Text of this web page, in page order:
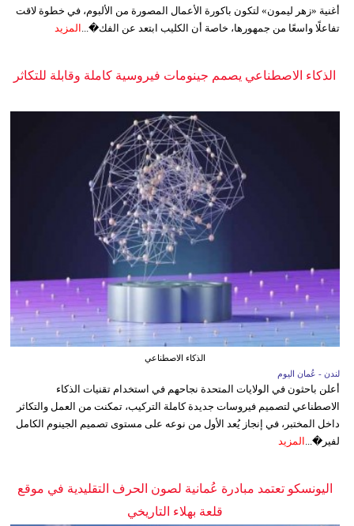
أغنية «زهر ليمون» لتكون باكورة الأعمال المصورة من الألبوم، في خطوة لاقت
تفاعلًا واسعًا من جمهورها، خاصة أن الكليب ابتعد عن الفك�... المزيد
الذكاء الاصطناعي يصمم جينومات فيروسية كاملة وقابلة للتكاثر
الذكاء الاصطناعي
لندن - عُمان اليوم
أعلن باحثون في الولايات المتحدة نجاحهم في استخدام تقنيات الذكاء
الاصطناعي لتصميم فيروسات جديدة كاملة التركيب، تمكنت من العمل والتكاثر
داخل المختبر، في إنجاز يُعد الأول من نوعه على مستوى تصميم الجينوم الكامل
لفير�...
المزيد
اليونسكو تعتمد مبادرة عُمانية لصون الحرف التقليدية في موقع
قلعة بهلاء التاريخي